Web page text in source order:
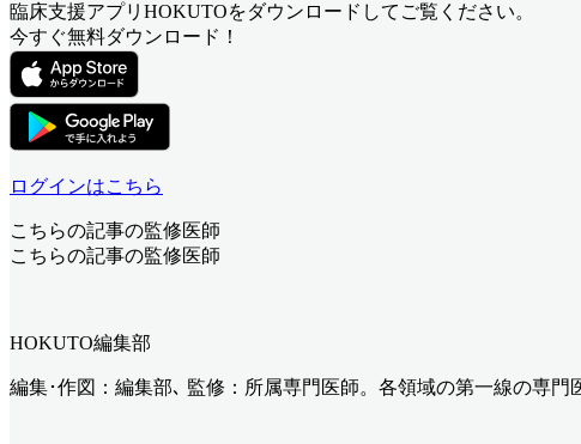
臨床支援アプリHOKUTOをダウンロードしてご覧ください。
今すぐ無料ダウンロード！
ログインはこちら
こちらの記事の監修医師
こちらの記事の監修医師
HOKUTO編集部
編集･作図：編集部､ 監修：所属専門医師。各領域の第一線の専